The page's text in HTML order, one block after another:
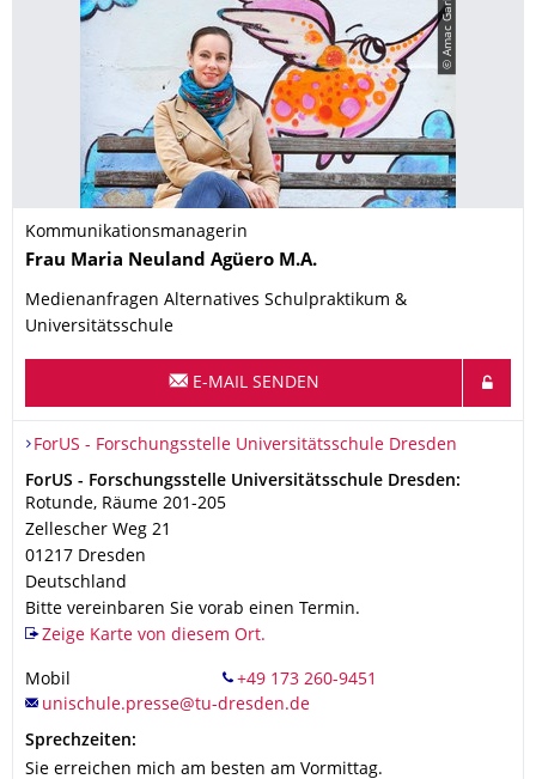
© Amac Garbe
Kommunikationsmanagerin
Name
Frau Maria Neuland Agüero M.A.
Medienanfragen Alternatives Schulpraktikum &
Universitätsschule
E-MAIL SENDEN
Organisationsname
ForUS - Forschungsstelle Universitätsschule Dresden
ForUS - Forschungsstelle Universitätsschule Dresden
Adresse
ForUS - Forschungsstelle Universitätsschule Dresden:
Rotunde, Räume 201-205
Zellescher Weg 21
01217 Dresden
Deutschland
Bitte vereinbaren Sie vorab einen Termin.
Zeige Karte von diesem Ort.
Mobil
Sprechzeiten:
Sie erreichen mich am besten am Vormittag.